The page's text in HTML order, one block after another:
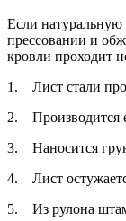
Если
прессовании и
кровли проходит
1. Лист стали
2. Производится
3. Наносится
4. Лист
5. Из рулона